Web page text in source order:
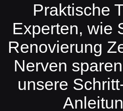
Praktische
Experten, wie
Renovierung
Nerven
unsere